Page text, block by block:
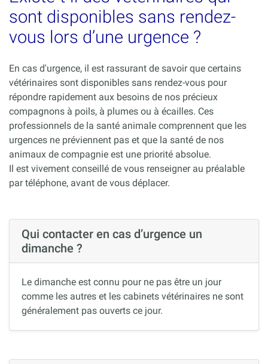
sont disponibles sans rendez-
vous lors d’une urgence ?
En cas d'urgence, il est rassurant de savoir que certains
vétérinaires sont disponibles sans rendez-vous pour
répondre rapidement aux besoins de nos précieux
compagnons à poils, à plumes ou à écailles. Ces
professionnels de la santé animale comprennent que les
urgences ne préviennent pas et que la santé de nos
animaux de compagnie est une priorité absolue.
Il est vivement conseillé de vous renseigner au préalable
par téléphone, avant de vous déplacer.
Qui contacter en cas d’urgence un
dimanche ?
Le dimanche est connu pour ne pas être un jour
comme les autres et les cabinets vétérinaires ne sont
généralement pas ouverts ce jour.